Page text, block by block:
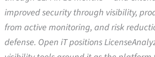
improved security through visibility,
from active monitoring, and risk
defense. Open iT positions